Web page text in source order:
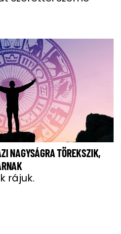
NAGYSÁGRA TÖREKSZIK,
rájuk.